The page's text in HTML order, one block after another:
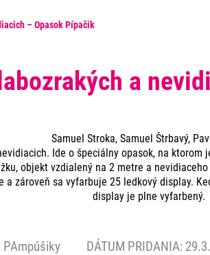
– Opasok Pípačik
a
Samuel Stroka, Samuel Štrbavý,
Ide o špeciálny opasok, na
objekt vzdialený na 2 metre a
zároveň sa vyfarbuje 25 ledkový display.
display je plne vyfarbený.
PAmpúšiky DÁTUM PRIDANIA: